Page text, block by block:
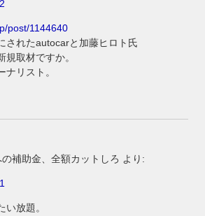
post/1144640
されたautocarと加藤ヒロト氏
規取材ですか。
ナリスト。
補助金、全額カットしろ より:
い放題。